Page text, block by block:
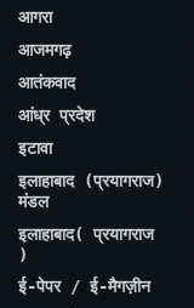
आगरा
आजमगढ़
आतंकवाद
आंध्र प्रदेश
इटावा
इलाहाबाद (प्रयागराज)
मंडल
इलाहाबाद( प्रयागराज
)
ई-पेपर / ई-मैगज़ीन